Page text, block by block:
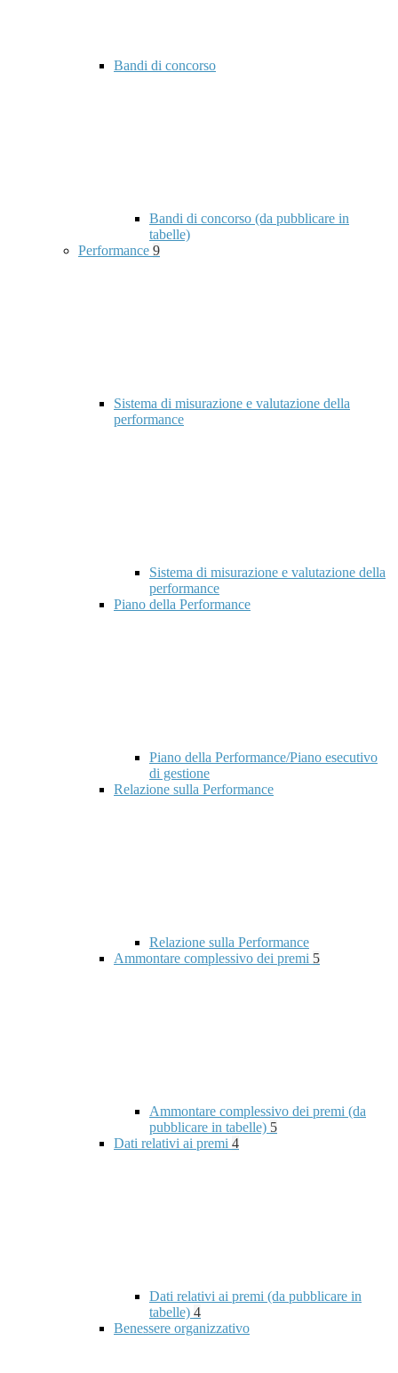
Bandi di concorso
Bandi di concorso (da pubblicare in
tabelle)
Performance 9
Sistema di misurazione e valutazione della
performance
Sistema di misurazione e valutazione della
performance
Piano della Performance
Piano della Performance/Piano esecutivo
di gestione
Relazione sulla Performance
Relazione sulla Performance
Ammontare complessivo dei premi 5
Ammontare complessivo dei premi (da
pubblicare in tabelle) 5
Dati relativi ai premi 4
Dati relativi ai premi (da pubblicare in
tabelle) 4
Benessere organizzativo